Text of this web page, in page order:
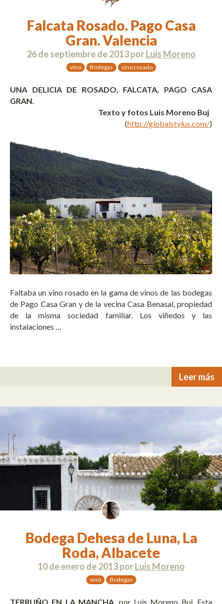
Falcata Rosado. Pago Casa
Gran. Valencia
26 de septiembre de 2013porLuis Moreno
vino Bodegas vino rosado
UNA DELICIA DE ROSADO, FALCATA, PAGO CASA
GRAN.
Texto y fotos Luis Moreno Buj
(http://globalstylus.com/)
Faltaba un vino rosado en la gama de vinos de las bodegas
de Pago Casa Gran y de la vecina Casa Benasal, propiedad
de la misma sociedad familiar. Los viñedos y las
instalaciones …
Leer más
Bodega Dehesa de Luna, La
Roda, Albacete
10 de enero de 2013porLuis Moreno
vino Bodegas
TERRUÑO EN LA MANCHA , por Luis Moreno Buj. Esta